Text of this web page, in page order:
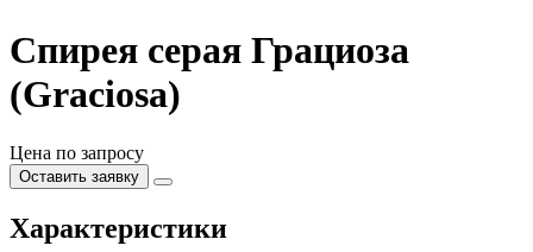
Спирея серая Грациоза
(Graciosa)
Цена по запросу
Оставить заявку
Характеристики